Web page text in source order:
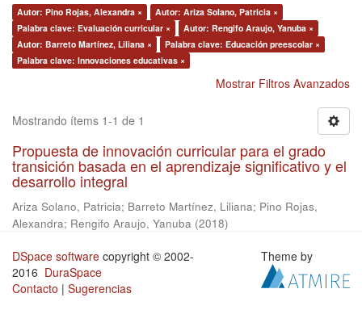
Autor: Pino Rojas, Alexandra ×
Autor: Ariza Solano, Patricia ×
Palabra clave: Evaluación curricular ×
Autor: Rengifo Araujo, Yanuba ×
Autor: Barreto Martínez, Liliana ×
Palabra clave: Educación preescolar ×
Palabra clave: Innovaciones educativas ×
Mostrar Filtros Avanzados
Mostrando ítems 1-1 de 1
Propuesta de innovación curricular para el grado
transición basada en el aprendizaje significativo y el
desarrollo integral
Ariza Solano, Patricia; Barreto Martínez, Liliana; Pino Rojas,
Alexandra; Rengifo Araujo, Yanuba (2018)
DSpace software copyright © 2002-
2016 DuraSpace
Contacto | Sugerencias
Theme by